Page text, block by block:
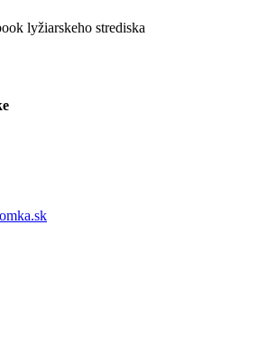
lyžiarskeho strediska